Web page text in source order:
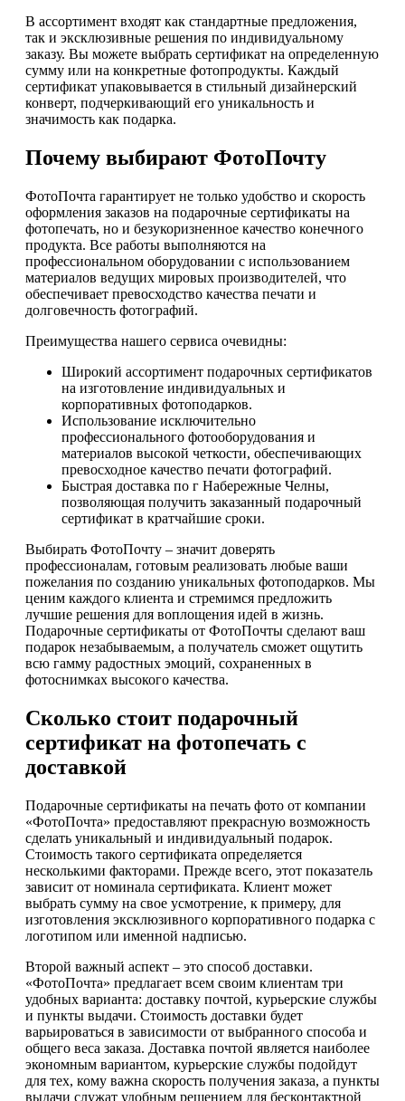
В ассортимент входят как стандартные предложения,
так и эксклюзивные решения по индивидуальному
заказу. Вы можете выбрать сертификат на определенную
сумму или на конкретные фотопродукты. Каждый
сертификат упаковывается в стильный дизайнерский
конверт, подчеркивающий его уникальность и
значимость как подарка.
Почему выбирают ФотоПочту
ФотоПочта гарантирует не только удобство и скорость
оформления заказов на подарочные сертификаты на
фотопечать, но и безукоризненное качество конечного
продукта. Все работы выполняются на
профессиональном оборудовании с использованием
материалов ведущих мировых производителей, что
обеспечивает превосходство качества печати и
долговечность фотографий.
Преимущества нашего сервиса очевидны:
Широкий ассортимент подарочных сертификатов
на изготовление индивидуальных и
корпоративных фотоподарков.
Использование исключительно
профессионального фотооборудования и
материалов высокой четкости, обеспечивающих
превосходное качество печати фотографий.
Быстрая доставка по г Набережные Челны,
позволяющая получить заказанный подарочный
сертификат в кратчайшие сроки.
Выбирать ФотоПочту – значит доверять
профессионалам, готовым реализовать любые ваши
пожелания по созданию уникальных фотоподарков. Мы
ценим каждого клиента и стремимся предложить
лучшие решения для воплощения идей в жизнь.
Подарочные сертификаты от ФотоПочты сделают ваш
подарок незабываемым, а получатель сможет ощутить
всю гамму радостных эмоций, сохраненных в
фотоснимках высокого качества.
Сколько стоит подарочный
сертификат на фотопечать с
доставкой
Подарочные сертификаты на печать фото от компании
«ФотоПочта» предоставляют прекрасную возможность
сделать уникальный и индивидуальный подарок.
Стоимость такого сертификата определяется
несколькими факторами. Прежде всего, этот показатель
зависит от номинала сертификата. Клиент может
выбрать сумму на свое усмотрение, к примеру, для
изготовления эксклюзивного корпоративного подарка с
логотипом или именной надписью.
Второй важный аспект – это способ доставки.
«ФотоПочта» предлагает всем своим клиентам три
удобных варианта: доставку почтой, курьерские службы
и пункты выдачи. Стоимость доставки будет
варьироваться в зависимости от выбранного способа и
общего веса заказа. Доставка почтой является наиболее
экономным вариантом, курьерские службы подойдут
для тех, кому важна скорость получения заказа, а пункты
выдачи служат удобным решением для бесконтактной